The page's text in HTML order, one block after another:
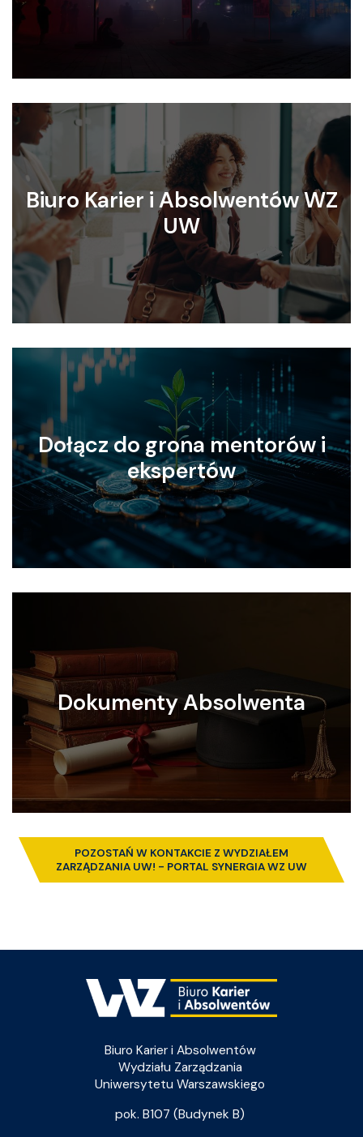
Biuro Karier i Absolwentów WZ
UW
Dołącz do grona mentorów i
ekspertów
Dokumenty Absolwenta
POZOSTAŃ W KONTAKCIE Z WYDZIAŁEM
ZARZĄDZANIA UW! - PORTAL SYNERGIA WZ UW
Biuro Karier i Absolwentów
Wydziału Zarządzania
Uniwersytetu Warszawskiego
pok. B107 (Budynek B)